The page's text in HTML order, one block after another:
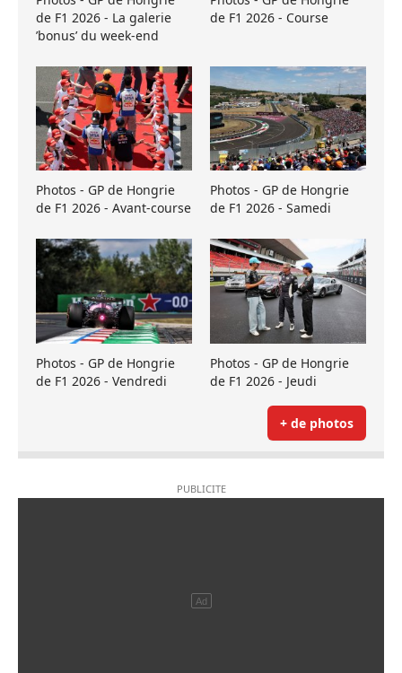
de F1 2026 - La galerie
’bonus’ du week-end
de F1 2026 - Course
Photos - GP de Hongrie
de F1 2026 - Avant-course
Photos - GP de Hongrie
de F1 2026 - Samedi
Photos - GP de Hongrie
de F1 2026 - Vendredi
Photos - GP de Hongrie
de F1 2026 - Jeudi
+ de photos